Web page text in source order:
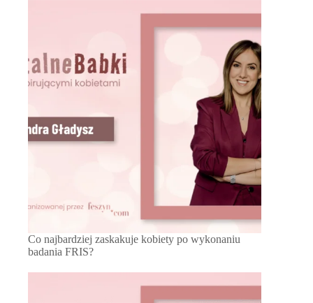
Co najbardziej zaskakuje kobiety po wykonaniu
badania FRIS?